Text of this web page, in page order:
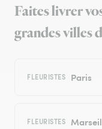
Faites livrer
grandes villes
FLEURISTES Paris
FLEURISTES